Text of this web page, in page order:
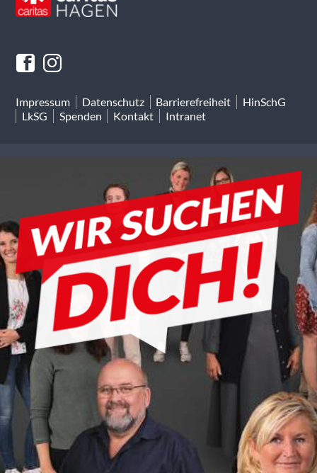
Impressum Datenschutz Barrierefreiheit
HinSchG
LkSG
Spenden Kontakt Intranet